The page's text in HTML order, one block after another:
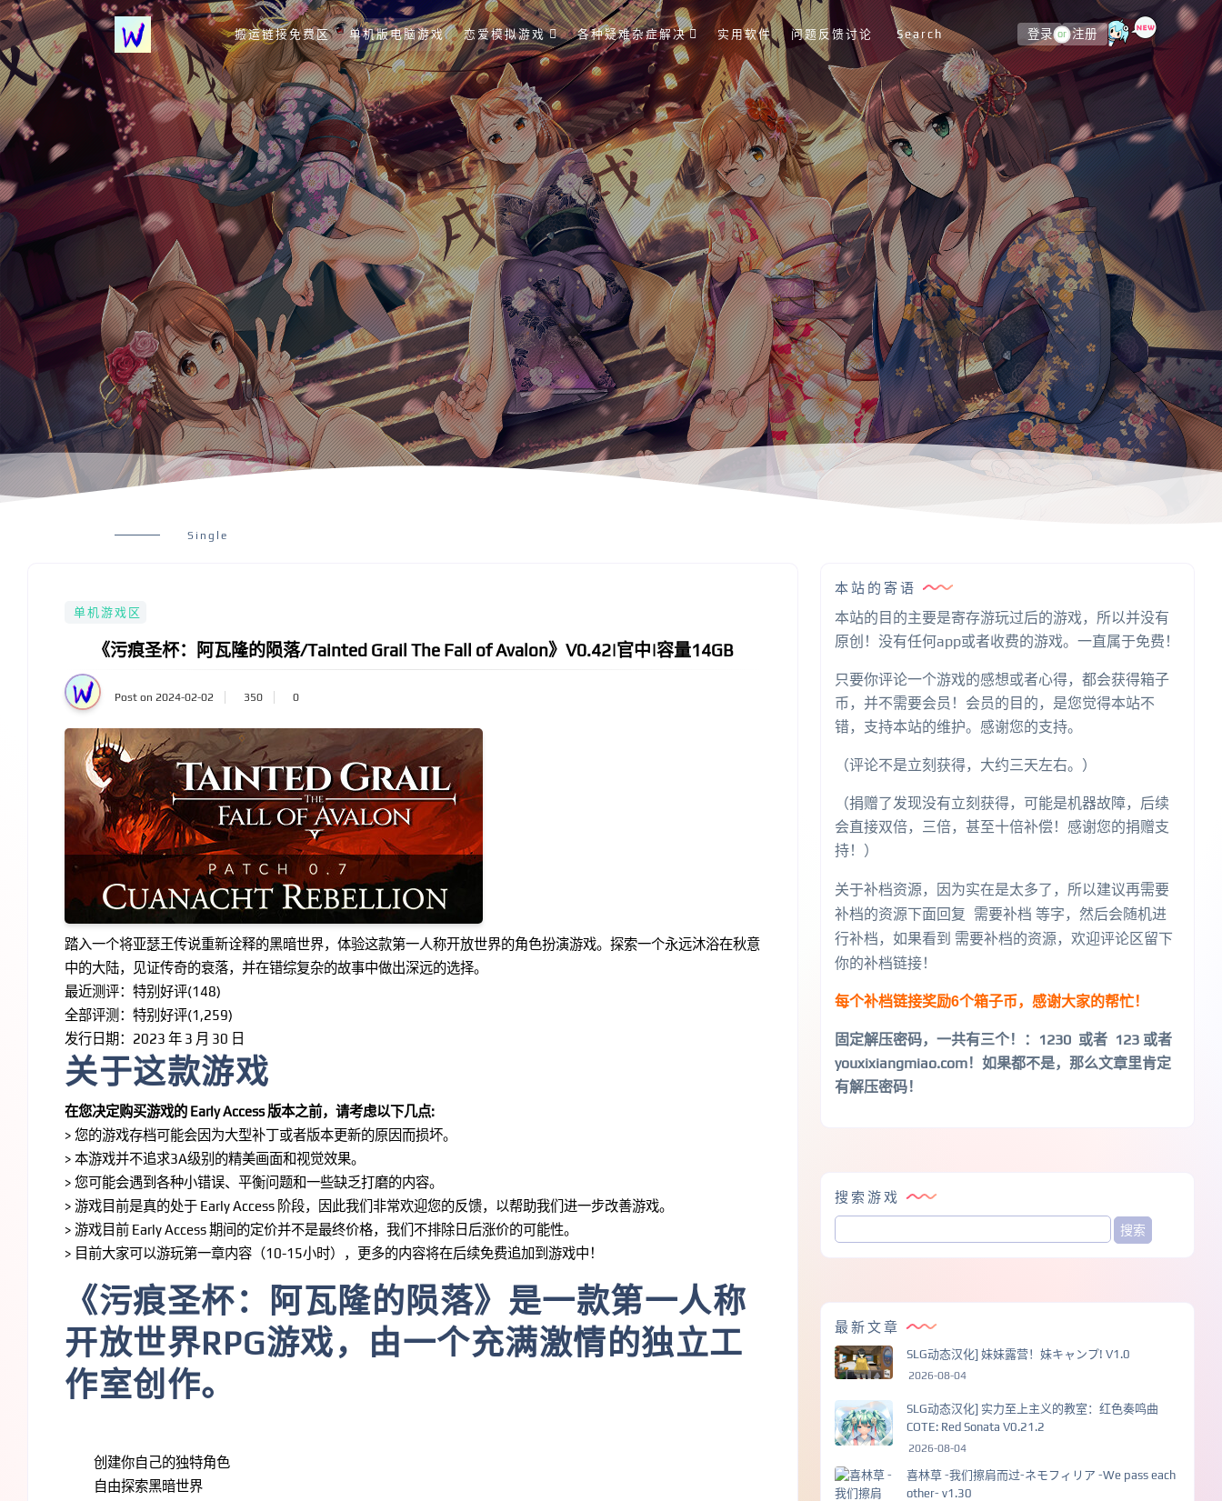
搬运链接免费区 单机版电脑游戏 恋爱模拟游戏 各种疑难杂症解决 实用软件 问题反馈讨论 Search 登录 or 注册
Single
单机游戏区
《污痕圣杯：阿瓦隆的陨落/Tainted Grail The Fall of Avalon》V0.42|官中|容量14GB
Post on 2024-02-02 350 0
踏入一个将亚瑟王传说重新诠释的黑暗世界，体验这款第一人称开放世界的角色扮演游戏。探索一个永远沐浴在秋意
中的大陆，见证传奇的衰落，并在错综复杂的故事中做出深远的选择。
最近测评：特别好评(148)
全部评测：特别好评(1,259)
发行日期：2023 年 3 月 30 日
关于这款游戏
在您决定购买游戏的 Early Access 版本之前，请考虑以下几点:
> 您的游戏存档可能会因为大型补丁或者版本更新的原因而损坏。
> 本游戏并不追求3A级别的精美画面和视觉效果。
> 您可能会遇到各种小错误、平衡问题和一些缺乏打磨的内容。
> 游戏目前是真的处于 Early Access 阶段，因此我们非常欢迎您的反馈，以帮助我们进一步改善游戏。
> 游戏目前 Early Access 期间的定价并不是最终价格，我们不排除日后涨价的可能性。
> 目前大家可以游玩第一章内容（10-15小时），更多的内容将在后续免费追加到游戏中！
《污痕圣杯：阿瓦隆的陨落》是一款第一人称
开放世界RPG游戏，由一个充满激情的独立工
作室创作。
创建你自己的独特角色
自由探索黑暗世界
本站的寄语
本站的目的主要是寄存游玩过后的游戏，所以并没有
原创！没有任何app或者收费的游戏。一直属于免费！
只要你评论一个游戏的感想或者心得，都会获得箱子
币，并不需要会员！会员的目的，是您觉得本站不
错，支持本站的维护。感谢您的支持。
（评论不是立刻获得，大约三天左右。）
（捐赠了发现没有立刻获得，可能是机器故障，后续
会直接双倍，三倍，甚至十倍补偿！感谢您的捐赠支
持！）
关于补档资源，因为实在是太多了，所以建议再需要
补档的资源下面回复 需要补档 等字，然后会随机进
行补档，如果看到 需要补档的资源，欢迎评论区留下
你的补档链接！
每个补档链接奖励6个箱子币，感谢大家的帮忙！
固定解压密码，一共有三个！
：1230 或者 123 或者
youxixiangmiao.com！如果都不是，那么文章里肯定
有解压密码！
搜索游戏
最新文章
SLG动态汉化] 妹妹露营！妹キャンプ! V1.0
2026-08-04
SLG动态汉化] 实力至上主义的教室：红色奏鸣曲
COTE: Red Sonata V0.21.2
2026-08-04
喜林草 -我们擦肩而过-ネモフィリア -We pass each
other- v1.30